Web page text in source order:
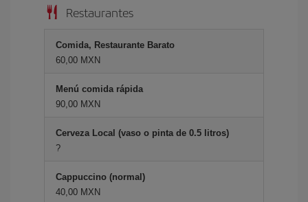
Restaurantes
Comida, Restaurante Barato
60,00 MXN
Menú comida rápida
90,00 MXN
Cerveza Local (vaso o pinta de 0.5 litros)
?
Cappuccino (normal)
40,00 MXN